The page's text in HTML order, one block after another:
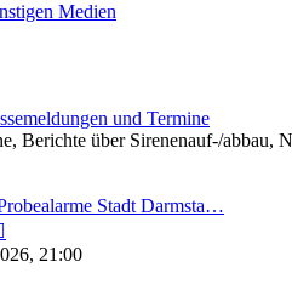
Medien
und Termine
Berichte über Sirenenauf-/abbau,
Stadt Darmsta…
Beitrag21:00